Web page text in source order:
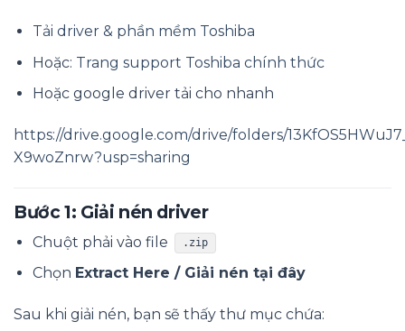
Tải driver & phần mềm Toshiba
Hoặc: Trang support Toshiba chính thức
Hoặc google driver tải cho nhanh
https://drive.google.com/drive/folders/
X9woZnrw?usp=sharing
Bước 1: Giải nén driver
Chuột phải vào file .zip
Chọn Extract Here / Giải nén tại đây
Sau khi giải nén, bạn sẽ thấy thư mục chứa: